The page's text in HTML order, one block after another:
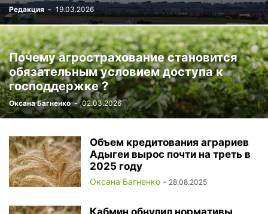
Редакция - 19.03.2026
Почему агрострахование становится
обязательным условием доступа к
господдержке ?
Оксана Багненко - 02.03.2026
Объем кредитования аграриев
Адыгеи вырос почти на треть в
2025 году
Оксана Багненко - 28.08.2025
Кабмин обнулил нормативы